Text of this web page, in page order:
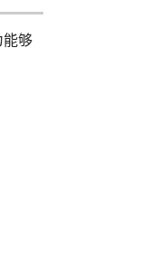
能够